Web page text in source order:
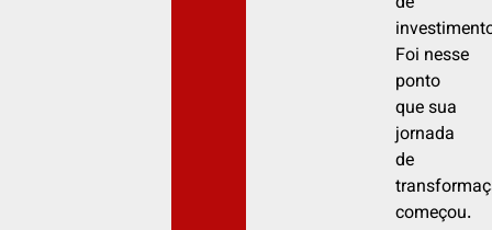
Foi nesse
ponto
que sua
jornada
de
começou.